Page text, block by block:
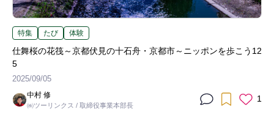
特集 たび 体験
仕舞桜の花筏～京都伏見の十石舟・京都市～ニッポンを歩こう12
5
2025/09/05
中村 修
㈱ツーリンクス / 取締役事業本部長
1